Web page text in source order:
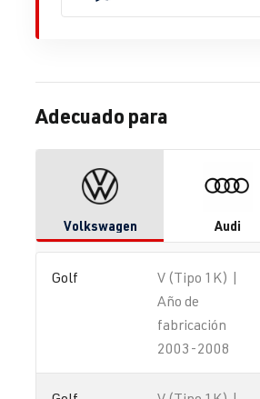
Adecuado para
Volkswagen Audi
Golf
V (Tipo 1K) |
Año de
fabricación
2003-2008